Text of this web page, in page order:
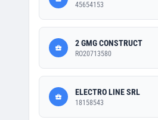
45654153
2 GMG CONSTRUCT
RO20713580
ELECTRO LINE SRL
18158543